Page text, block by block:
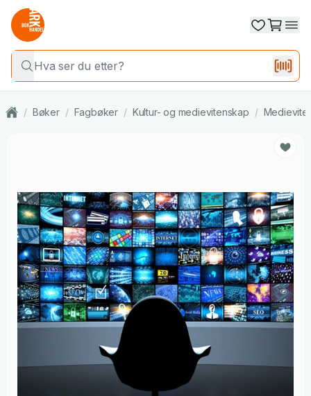
/ Bøker / Fagbøker / Kultur- og medievitenskap /